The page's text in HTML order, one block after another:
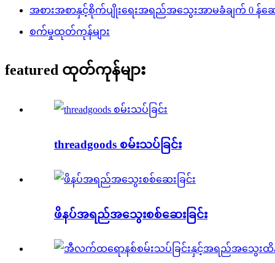
အစားအစာနှင့်စိုက်ပျိုးရေးအရည်အသွေးအာမခံချက် 0 န်ဆေ
စက်မှုထုတ်ကုန်များ
featured ထုတ်ကုန်များ
threadgoods စမ်းသပ်ခြင်း
ဖိနပ်အရည်အသွေးစစ်ဆေးခြင်း